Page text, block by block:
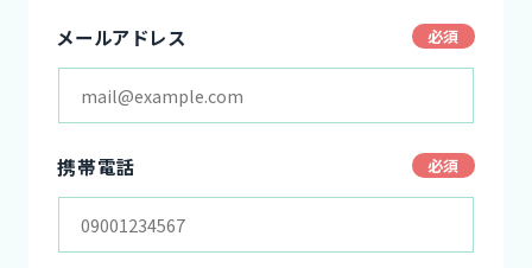
メールアドレス
携帯電話